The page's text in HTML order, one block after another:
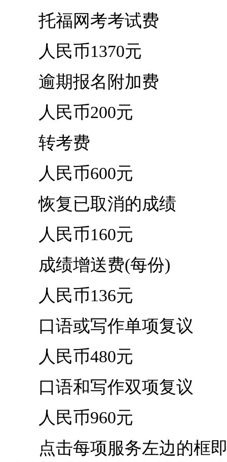
托福网考考试费
人民币1370元
逾期报名附加费
人民币200元
转考费
人民币600元
恢复已取消的成绩
人民币160元
成绩增送费(每份)
人民币136元
口语或写作单项复议
人民币480元
口语和写作双项复议
人民币960元
点击每项服务左边的框即